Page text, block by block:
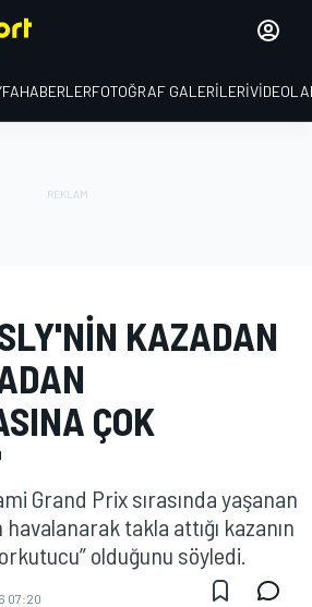
HABERLERFOTOĞRAF GALERILERI
KAZADAN
ÇOK
Grand Prix sırasında yaşanan
takla attığı kazanın
olduğunu söyledi.
07:20